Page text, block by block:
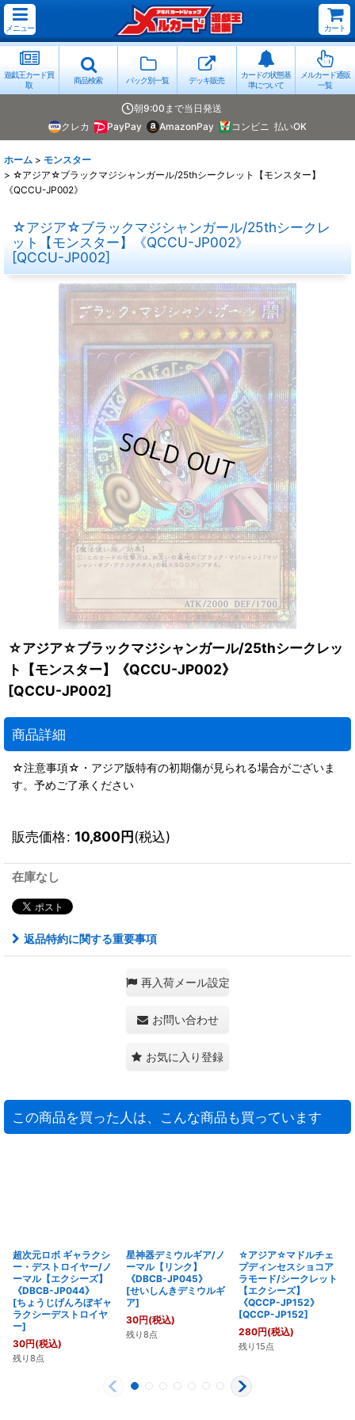
メニュー カート
遊戯王カード買
取
商品検索 パック別一覧 デッキ販売
カードの状態基
準について
メルカード通販
一覧
朝9:00まで当日発送
クレカ
PayPay AmazonPay コンビニ 払いOK
ホーム > モンスター
> ☆アジア☆ブラックマジシャンガール/25thシークレット【モンスター】
《QCCU-JP002》
☆アジア☆ブラックマジシャンガール/25thシークレ
ット【モンスター】《QCCU-JP002》
[QCCU-JP002]
☆アジア☆ブラックマジシャンガール/25thシークレッ
ト【モンスター】《QCCU-JP002》
[QCCU-JP002]
商品詳細
☆注意事項☆・アジア版特有の初期傷が見られる場合がございま
す。予めご了承ください
販売価格: 10,800円(税込)
在庫なし
返品特約に関する重要事項
再入荷メール設定
お問い合わせ
お気に入り登録
この商品を買った人は、こんな商品も買っています
超次元ロボ ギャラクシ
ー・デストロイヤー/ノ
ーマル【エクシーズ】
《DBCB-JP044》
[ちょうじげんろぼギャ
ラクシーデストロイヤ
ー]
30円(税込)
残り8点
星神器デミウルギア/ノ
ーマル【リンク】
《DBCB-JP045》
[せいしんきデミウルギ
ア]
30円(税込)
残り8点
☆アジア☆マドルチェ
プディンセスショコア
ラモード/シークレット
【エクシーズ】
《QCCP-JP152》
[QCCP-JP152]
280円(税込)
残り15点